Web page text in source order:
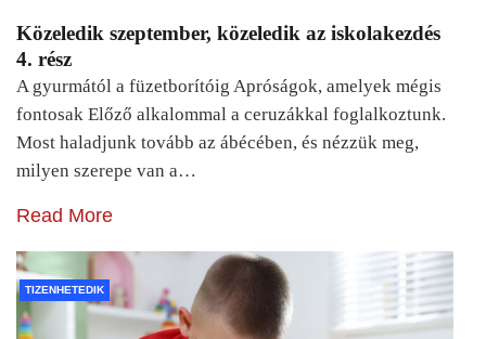
Közeledik szeptember, közeledik az iskolakezdés
4. rész
A gyurmától a füzetborítóig Apróságok, amelyek mégis
fontosak Előző alkalommal a ceruzákkal foglalkoztunk.
Most haladjunk tovább az ábécében, és nézzük meg,
milyen szerepe van a…
Read More
TIZENHETEDIK